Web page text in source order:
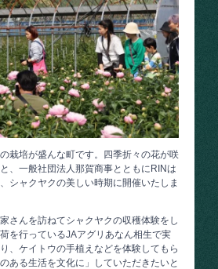
栽培が盛んな町です。四季折々の花が咲
、一般社団法人那賀商事とともにRINは
シャクヤクの美しい時期に開催いたしま
さんを訪ねてシャクヤクの収穫体験をし
を行っているJAアグリあなん相生で実
、ケイトウの手植えなどを体験してもら
ある生活を文化に」していただきたいと